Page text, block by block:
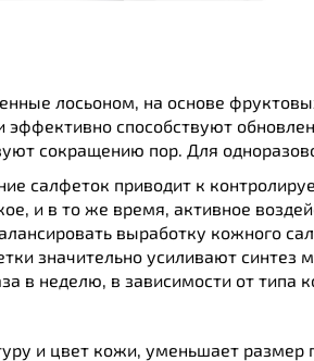
лосьоном, на основе
эффективно способствуют
сокращению пор. Для
салфеток приводит к
и в то же время, активное
выработку кожного
значительно усиливают синтез
в неделю, в зависимости от типа
и цвет кожи, уменьшает размер